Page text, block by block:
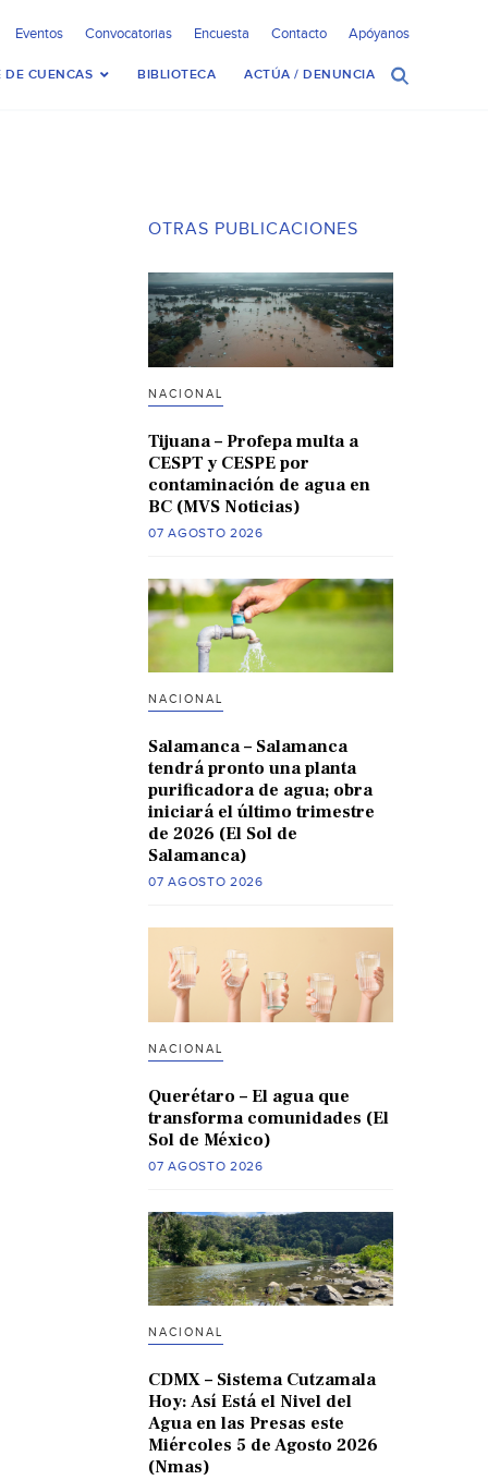
Eventos Convocatorias Encuesta Contacto Apóyanos
DE CUENCAS BIBLIOTECA ACTÚA / DENUNCIA
OTRAS PUBLICACIONES
NACIONAL
Tijuana – Profepa multa a
CESPT y CESPE por
contaminación de agua en
BC (MVS Noticias)
07 AGOSTO 2026
NACIONAL
Salamanca – Salamanca
tendrá pronto una planta
purificadora de agua; obra
iniciará el último trimestre
de 2026 (El Sol de
Salamanca)
07 AGOSTO 2026
NACIONAL
Querétaro – El agua que
transforma comunidades (El
Sol de México)
07 AGOSTO 2026
NACIONAL
CDMX – Sistema Cutzamala
Hoy: Así Está el Nivel del
Agua en las Presas este
Miércoles 5 de Agosto 2026
(Nmas)